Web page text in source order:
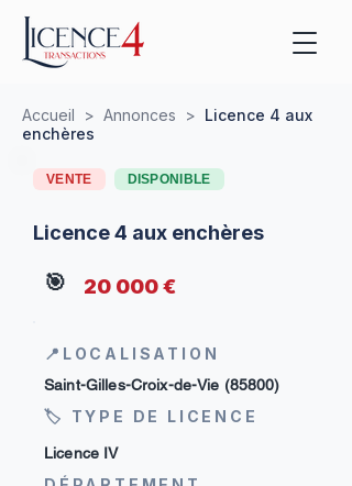
Accueil > Annonces > Licence 4 aux
enchères
VENTE DISPONIBLE
Licence 4 aux enchères
🎯 20 000 €
📍LOCALISATION
Saint-Gilles-Croix-de-Vie (85800)
🏷 TYPE DE LICENCE
Licence IV